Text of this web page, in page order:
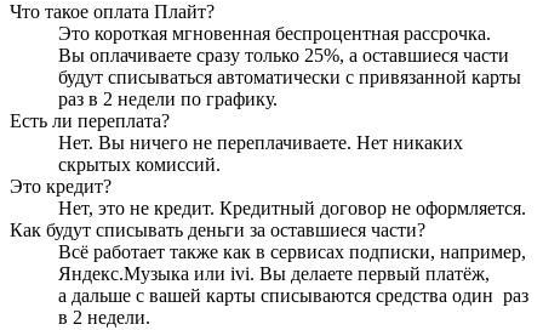
Что такое оплата Плайт?
Это короткая мгновенная беспроцентная рассрочка.
Вы оплачиваете сразу только 25%, а оставшиеся части
будут списываться автоматически с привязанной карты
раз в 2 недели по графику.
Есть ли переплата?
Нет. Вы ничего не переплачиваете. Нет никаких
скрытых комиссий.
Это кредит?
Нет, это не кредит. Кредитный договор не оформляется.
Как будут списывать деньги за оставшиеся части?
Всё работает также как в сервисах подписки, например,
Яндекс.Музыка или ivi. Вы делаете первый платёж,
а дальше с вашей карты списываются средства один раз
в 2 недели.